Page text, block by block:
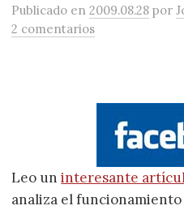
Publicado en2009.08.28 por
2 comentarios
Leo uninteresante
analiza el